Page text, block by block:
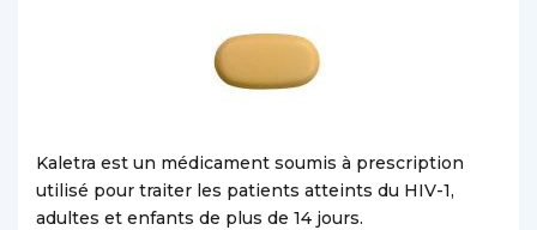
Kaletra est un médicament soumis à prescription
utilisé pour traiter les patients atteints du HIV-1,
adultes et enfants de plus de 14 jours.